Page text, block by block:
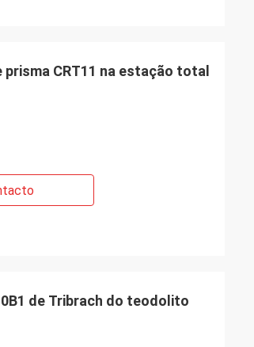
CRT11 na estação total
de Tribrach do teodolito